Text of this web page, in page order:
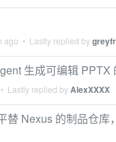
ago • Lastly replied by
生成可编辑 PPTX
• Lastly replied byAlexXXXX
替 Nexus 的制品仓